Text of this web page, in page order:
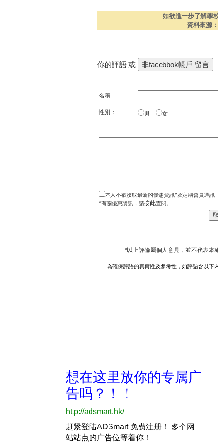
如欲進一步了解學
資料來源﹕
你的評語 或
名稱
性別： 男 女
本人不欲收取最新的優惠資訊^及定期會員通訊
^有關優惠資訊，請按此查閱。
*以上評論屬個人意見，並不代表本
為確保評語的真實性及參考性，如評語含以下